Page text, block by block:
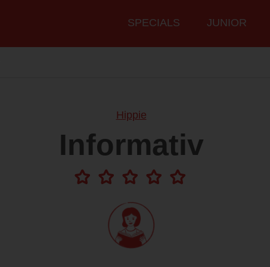
Hauptmenü
SPECIALS JUNIOR
Hippie
Informativ